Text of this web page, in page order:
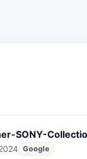
SONY-
Google